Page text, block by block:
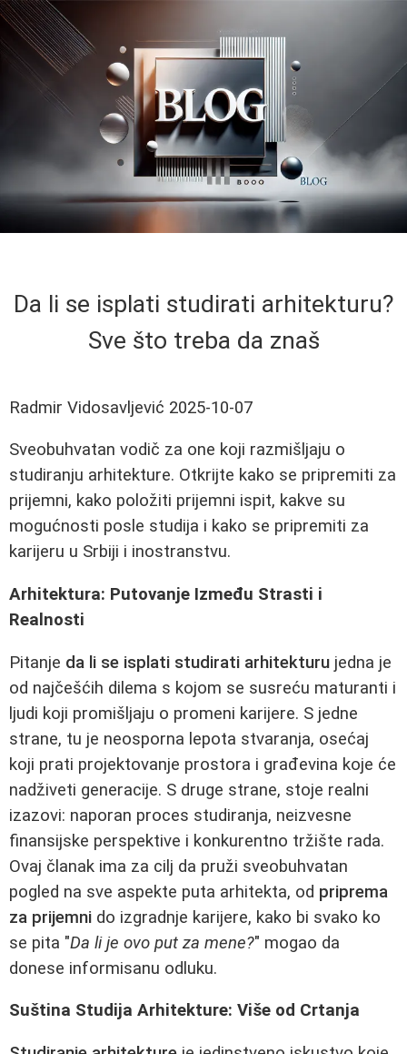
Da li se isplati studirati arhitekturu?
Sve što treba da znaš
Radmir Vidosavljević 2025-10-07
Sveobuhvatan vodič za one koji razmišljaju o
studiranju arhitekture. Otkrijte kako se pripremiti za
prijemni, kako položiti prijemni ispit, kakve su
mogućnosti posle studija i kako se pripremiti za
karijeru u Srbiji i inostranstvu.
Arhitektura: Putovanje Između Strasti i
Realnosti
Pitanje da li se isplati studirati arhitekturu jedna je
od najčešćih dilema s kojom se susreću maturanti i
ljudi koji promišljaju o promeni karijere. S jedne
strane, tu je neosporna lepota stvaranja, osećaj
koji prati projektovanje prostora i građevina koje će
nadživeti generacije. S druge strane, stoje realni
izazovi: naporan proces studiranja, neizvesne
finansijske perspektive i konkurentno tržište rada.
Ovaj članak ima za cilj da pruži sveobuhvatan
pogled na sve aspekte puta arhitekta, od priprema
za prijemni do izgradnje karijere, kako bi svako ko
se pita "Da li je ovo put za mene?" mogao da
donese informisanu odluku.
Suština Studija Arhitekture: Više od Crtanja